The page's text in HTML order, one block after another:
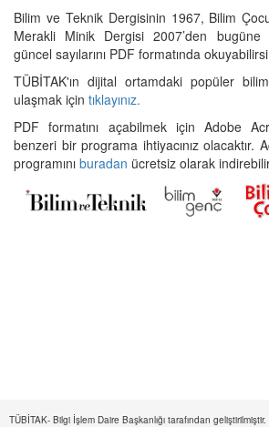
Bilim ve Teknik Dergisinin 1967, Bilim
Merakli Minik Dergisi 2007’den
güncel sayılarını PDF formatında
TÜBİTAK'ın dijital ortamdaki popüler
ulaşmak için tıklayınız.
PDF formatını açabilmek için Adobe
benzeri bir programa ihtiyacınız olacaktır.
programını buradan ücretsiz olarak
TÜBİTAK- Bilgi İşlem Daire Başkanlığı tarafından